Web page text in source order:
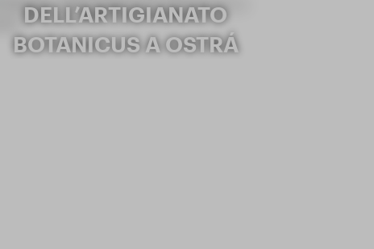
DELL’ARTIGIANATO
BOTANICUS A OSTRÁ